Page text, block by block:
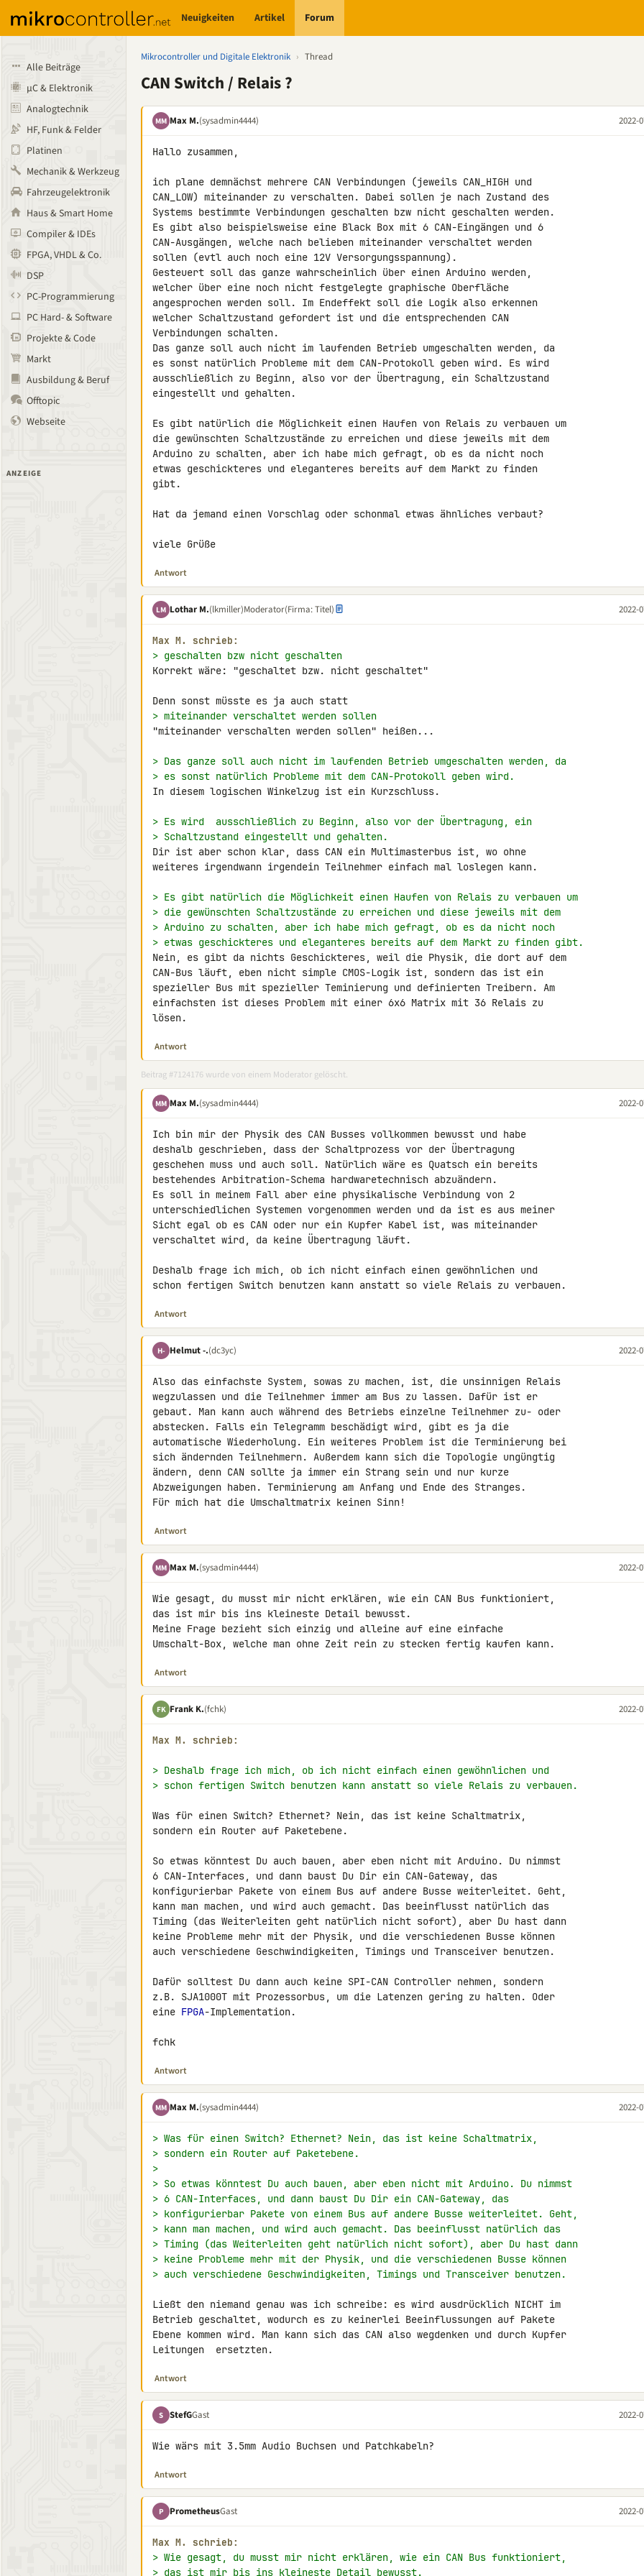
Neuigkeiten Artikel Forum
Alle Beiträge
µC & Elektronik
Analogtechnik
HF, Funk & Felder
Platinen
Mechanik & Werkzeug
Fahrzeugelektronik
Haus & Smart Home
Compiler & IDEs
FPGA, VHDL & Co.
DSP
PC-Programmierung
PC Hard- & Software
Projekte & Code
Markt
Ausbildung & Beruf
Offtopic
Webseite
ANZEIGE
Mikrocontroller und Digitale Elektronik › Thread
CAN Switch / Relais ?
MM Max M.(sysadmin4444) 2022-
Hallo zusammen,
ich plane demnächst mehrere CAN Verbindungen (jeweils CAN_HIGH und
CAN_LOW) miteinander zu verschalten. Dabei sollen je nach Zustand des
Systems bestimmte Verbindungen geschalten bzw nicht geschalten werden.
Es gibt also beispielsweise eine Black Box mit 6 CAN-Eingängen und 6
CAN-Ausgängen, welche nach belieben miteinander verschaltet werden
sollen (evtl auch noch eine 12V Versorgungsspannung).
Gesteuert soll das ganze wahrscheinlich über einen Arduino werden,
welcher über eine noch nicht festgelegte graphische Oberfläche
angesprochen werden soll. Im Endeffekt soll die Logik also erkennen
welcher Schaltzustand gefordert ist und die entsprechenden CAN
Verbindungen schalten.
Das ganze soll auch nicht im laufenden Betrieb umgeschalten werden, da
es sonst natürlich Probleme mit dem CAN-Protokoll geben wird. Es wird
ausschließlich zu Beginn, also vor der Übertragung, ein Schaltzustand
eingestellt und gehalten.
Es gibt natürlich die Möglichkeit einen Haufen von Relais zu verbauen um
die gewünschten Schaltzustände zu erreichen und diese jeweils mit dem
Arduino zu schalten, aber ich habe mich gefragt, ob es da nicht noch
etwas geschickteres und eleganteres bereits auf dem Markt zu finden
gibt.
Hat da jemand einen Vorschlag oder schonmal etwas ähnliches verbaut?
viele Grüße
Antwort
LM Lothar M.(lkmiller)Moderator(Firma: Titel) 2022-
Max M. schrieb:
> geschalten bzw nicht geschalten
Korrekt wäre: "geschaltet bzw. nicht geschaltet"
> miteinander verschaltet werden sollen
"miteinander verschalten werden sollen" heißen...
> Das ganze soll auch nicht im laufenden Betrieb umgeschalten werden, da
> es sonst natürlich Probleme mit dem CAN-Protokoll geben wird.
In diesem logischen Winkelzug ist ein Kurzschluss.
> Es wird  ausschließlich zu Beginn, also vor der Übertragung, ein
> Schaltzustand eingestellt und gehalten.
Dir ist aber schon klar, dass CAN ein Multimasterbus ist, wo ohne
weiteres irgendwann irgendein Teilnehmer einfach mal loslegen kann.
> Es gibt natürlich die Möglichkeit einen Haufen von Relais zu verbauen um
> die gewünschten Schaltzustände zu erreichen und diese jeweils mit dem
> Arduino zu schalten, aber ich habe mich gefragt, ob es da nicht noch
> etwas geschickteres und eleganteres bereits auf dem Markt zu finden gibt.
Nein, es gibt da nichts Geschickteres, weil die Physik, die dort auf dem
CAN-Bus läuft, eben nicht simple CMOS-Logik ist, sondern das ist ein
spezieller Bus mit spezieller Teminierung und definierten Treibern. Am
einfachsten ist dieses Problem mit einer 6x6 Matrix mit 36 Relais zu
lösen.
Antwort
Beitrag #7124176 wurde von einem Moderator gelöscht.
MM Max M.(sysadmin4444) 2022-
Ich bin mir der Physik des CAN Busses vollkommen bewusst und habe
deshalb geschrieben, dass der Schaltprozess vor der Übertragung
geschehen muss und auch soll. Natürlich wäre es Quatsch ein bereits
bestehendes Arbitration-Schema hardwaretechnisch abzuändern.
Es soll in meinem Fall aber eine physikalische Verbindung von 2
unterschiedlichen Systemen vorgenommen werden und da ist es aus meiner
Sicht egal ob es CAN oder nur ein Kupfer Kabel ist, was miteinander
verschaltet wird, da keine Übertragung läuft.
Deshalb frage ich mich, ob ich nicht einfach einen gewöhnlichen und
schon fertigen Switch benutzen kann anstatt so viele Relais zu verbauen.
Antwort
H- Helmut -.(dc3yc) 2022-
Also das einfachste System, sowas zu machen, ist, die unsinnigen Relais
wegzulassen und die Teilnehmer immer am Bus zu lassen. Dafür ist er
gebaut. Man kann auch während des Betriebs einzelne Teilnehmer zu- oder
abstecken. Falls ein Telegramm beschädigt wird, gibt es ja die
automatische Wiederholung. Ein weiteres Problem ist die Terminierung bei
sich ändernden Teilnehmern. Außerdem kann sich die Topologie ungüngtig
ändern, denn CAN sollte ja immer ein Strang sein und nur kurze
Abzweigungen haben. Terminierung am Anfang und Ende des Stranges.
Für mich hat die Umschaltmatrix keinen Sinn!
Antwort
MM Max M.(sysadmin4444) 2022-
Wie gesagt, du musst mir nicht erklären, wie ein CAN Bus funktioniert,
das ist mir bis ins kleineste Detail bewusst.
Meine Frage bezieht sich einzig und alleine auf eine einfache
Umschalt-Box, welche man ohne Zeit rein zu stecken fertig kaufen kann.
Antwort
FK Frank K.(fchk) 2022-
Max M. schrieb:
> Deshalb frage ich mich, ob ich nicht einfach einen gewöhnlichen und
> schon fertigen Switch benutzen kann anstatt so viele Relais zu verbauen.
Was für einen Switch? Ethernet? Nein, das ist keine Schaltmatrix,
sondern ein Router auf Paketebene.
So etwas könntest Du auch bauen, aber eben nicht mit Arduino. Du nimmst
6 CAN-Interfaces, und dann baust Du Dir ein CAN-Gateway, das
konfigurierbar Pakete von einem Bus auf andere Busse weiterleitet. Geht,
kann man machen, und wird auch gemacht. Das beeinflusst natürlich das
Timing (das Weiterleiten geht natürlich nicht sofort), aber Du hast dann
keine Probleme mehr mit der Physik, und die verschiedenen Busse können
auch verschiedene Geschwindigkeiten, Timings und Transceiver benutzen.
Dafür solltest Du dann auch keine SPI-CAN Controller nehmen, sondern
z.B. SJA1000T mit Prozessorbus, um die Latenzen gering zu halten. Oder
eine FPGA-Implementation.
fchk
Antwort
MM Max M.(sysadmin4444) 2022-
> Was für einen Switch? Ethernet? Nein, das ist keine Schaltmatrix,
> sondern ein Router auf Paketebene.
>
> So etwas könntest Du auch bauen, aber eben nicht mit Arduino. Du nimmst
> 6 CAN-Interfaces, und dann baust Du Dir ein CAN-Gateway, das
> konfigurierbar Pakete von einem Bus auf andere Busse weiterleitet. Geht,
> kann man machen, und wird auch gemacht. Das beeinflusst natürlich das
> Timing (das Weiterleiten geht natürlich nicht sofort), aber Du hast dann
> keine Probleme mehr mit der Physik, und die verschiedenen Busse können
> auch verschiedene Geschwindigkeiten, Timings und Transceiver benutzen.
Ließt den niemand genau was ich schreibe: es wird ausdrücklich NICHT im
Betrieb geschaltet, wodurch es zu keinerlei Beeinflussungen auf Pakete
Ebene kommen wird. Man kann sich das CAN also wegdenken und durch Kupfer
Leitungen  ersetzten.
Antwort
S StefGGast 2022-
Wie wärs mit 3.5mm Audio Buchsen und Patchkabeln?
Antwort
P PrometheusGast 2022-
Max M. schrieb:
> Wie gesagt, du musst mir nicht erklären, wie ein CAN Bus funktioniert,
> das ist mir bis ins kleineste Detail bewusst.